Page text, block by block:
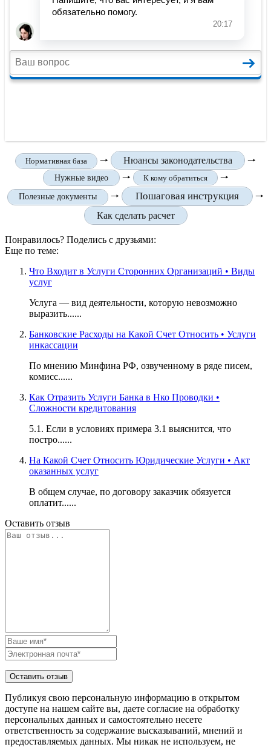
Нормативная база 🠒 Нюансы законодательства 🠒
Нужные видео 🠒 К кому обратиться 🠒
Полезные документы 🠒 Пошаговая инструкция
🠒
Как сделать расчет
Понравилось? Поделись с друзьями:
Еще по теме:
Что Входит в Услуги Сторонних Организаций • Виды
услуг
Услуга — вид деятельности, которую невозможно
выразить......
Банковские Расходы на Какой Счет Относить • Услуги
инкассации
По мнению Минфина РФ, озвученному в ряде писем,
комисс......
Как Отразить Услуги Банка в Нко Проводки •
Сложности кредитования
5.1. Если в условиях примера 3.1 выяснится, что
постро......
На Какой Счет Относить Юридические Услуги • Акт
оказанных услуг
В общем случае, по договору заказчик обязуется
оплатит......
Оставить отзыв
Публикуя свою персональную информацию в открытом
доступе на нашем сайте вы, даете согласие на обработку
персональных данных и самостоятельно несете
ответственность за содержание высказываний, мнений и
предоставляемых данных. Мы никак не используем, не